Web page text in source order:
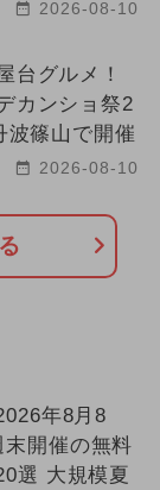
2026-08-10
台グルメ！
カンショ祭2
波篠山で開催
2026-08-10
年8月8
末開催の無料
選 大規模夏